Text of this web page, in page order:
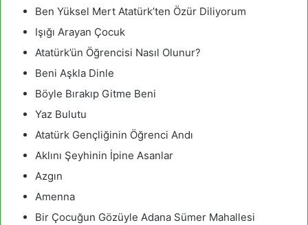
Ben Yüksel Mert Atatürk’ten Özür Diliyorum
Işığı Arayan Çocuk
Atatürk’ün Öğrencisi Nasıl Olunur?
Beni Aşkla Dinle
Böyle Bırakıp Gitme Beni
Yaz Bulutu
Atatürk Gençliğinin Öğrenci Andı
Aklını Şeyhinin İpine Asanlar
Azgın
Amenna
Bir Çocuğun Gözüyle Adana Sümer Mahallesi